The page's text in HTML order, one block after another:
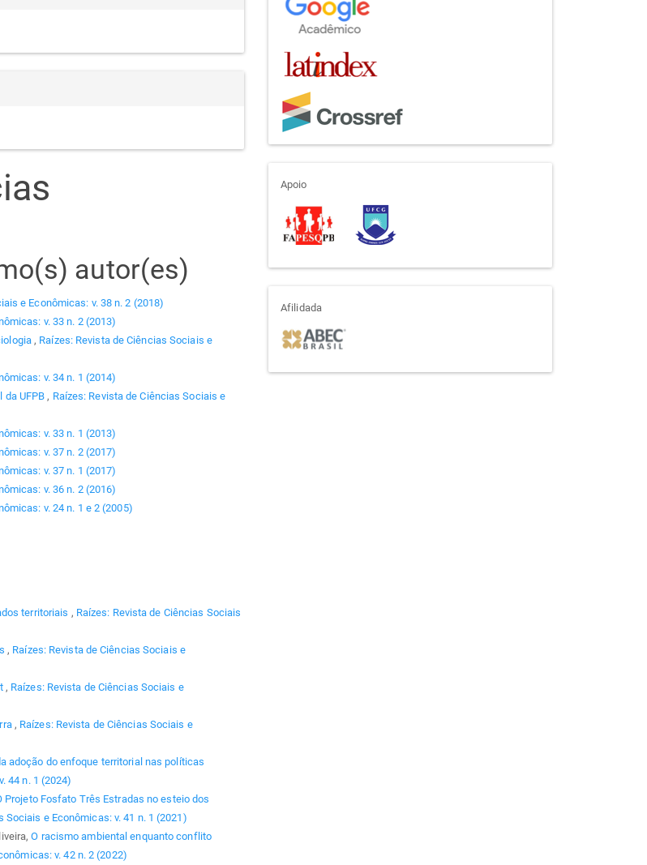
autor(es)
e Econômicas: v. 38 n. 2 (2018)
v. 33 n. 2 (2013)
, Raízes: Revista de Ciências Sociais e
v. 34 n. 1 (2014)
da UFPB, Raízes: Revista de Ciências Sociais e
v. 33 n. 1 (2013)
v. 37 n. 2 (2017)
v. 37 n. 1 (2017)
v. 36 n. 2 (2016)
v. 24 n. 1 e 2 (2005)
territoriais , Raízes: Revista de Ciências Sociais
, Raízes: Revista de Ciências Sociais e
, Raízes: Revista de Ciências Sociais e
, Raízes: Revista de Ciências Sociais e
adoção do enfoque territorial nas políticas
44 n. 1 (2024)
Projeto Fosfato Três Estradas no esteio dos
Sociais e Econômicas: v. 41 n. 1 (2021)
O racismo ambiental enquanto conflito
v. 42 n. 2 (2022)
apoio
Apoio
afiliada
Afilidada